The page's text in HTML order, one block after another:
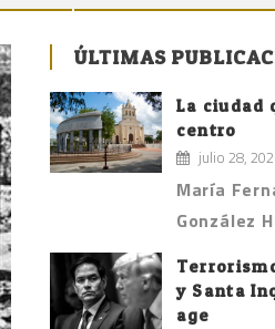
ÚLTIMAS
La ciudad
centro
julio 28,
María
González
y Santa
age